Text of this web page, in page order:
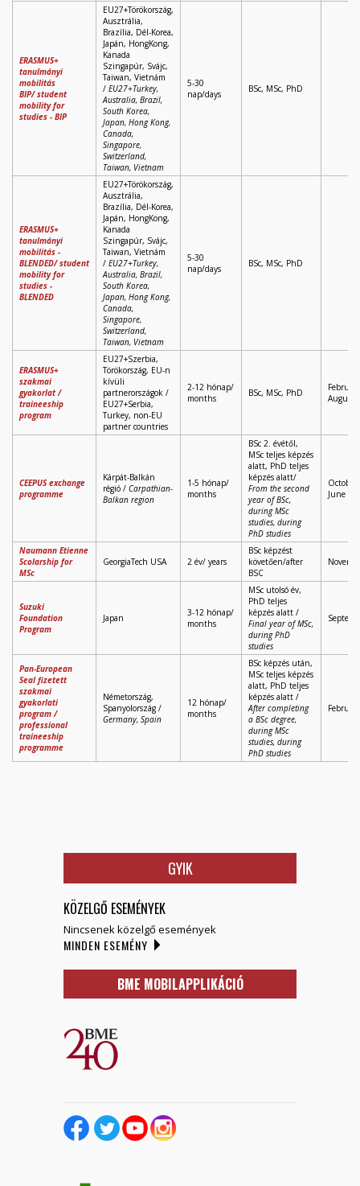
ERASMUS+
tanulmányi
mobilitás
BIP/student
mobility for
studies - BIP
EU27+Törökország,
Ausztrália,
Brazília, Dél-Korea,
Japán, HongKong,
Kanada
Szingapúr, Svájc,
Taiwan, Vietnám
/ EU27+Turkey,
Australia, Brazil,
South Korea,
Japan, Hong Kong,
Canada,
Singapore,
Switzerland,
Taiwan, Vietnam
5-30
nap/days
BSc, MSc, PhD
ERASMUS+
tanulmányi
mobilitás -
BLENDED/student
mobility for
studies -
BLENDED
EU27+Törökország,
Ausztrália,
Brazília, Dél-Korea,
Japán, HongKong,
Kanada
Szingapúr, Svájc,
Taiwan, Vietnám
/ EU27+Turkey,
Australia, Brazil,
South Korea,
Japan, Hong Kong,
Canada,
Singapore,
Switzerland,
Taiwan, Vietnam
5-30
nap/days
BSc, MSc, PhD
ERASMUS+
szakmai
gyakorlat /
traineeship
program
EU27+Szerbia,
Törökország, EU-n
kívüli
partnerországok /
EU27+Serbia,
Turkey, non-EU
partner countries
2-12 hónap/
months
BSc, MSc, PhD
August
CEEPUS exchange
programme
Kárpát-Balkán
régió / Carpathian-
Balkan region
1-5 hónap/
months
BSc 2. évétől,
MSc teljes képzés
alatt, PhD teljes
képzés alatt/
From the second
year of BSc,
during MSc
studies, during
PhD studies
October,
June
Naumann Etienne
Scolarship for
MSc
GeorgiaTech USA 2 év/ years
BSc képzést
követően/after
BSC
Suzuki
Foundation
Program
Japan
3-12 hónap/
months
MSc utolsó év,
PhD teljes
képzés alatt /
Final year of MSc,
during PhD
studies
Pan-European
Seal fizetett
szakmai
gyakorlati
program /
professional
traineeship
programme
Németország,
Spanyolország /
Germany, Spain
12 hónap/
months
BSc képzés után,
MSc teljes képzés
alatt, PhD teljes
képzés alatt /
After completing
a BSc degree,
during MSc
studies, during
PhD studies
February
GYIK
KÖZELGŐ ESEMÉNYEK
Nincsenek közelgő események
MINDEN ESEMÉNY
BME MOBILAPPLIKÁCIÓ